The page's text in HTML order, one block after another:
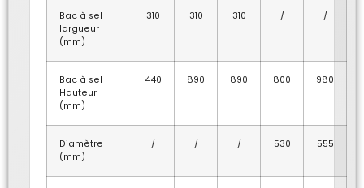
Bac à sel
largueur
(mm)
310 310 310 / /
Bac à sel
Hauteur
(mm)
440 890 890 800 980
Diamètre
(mm)
/ / / 530 555